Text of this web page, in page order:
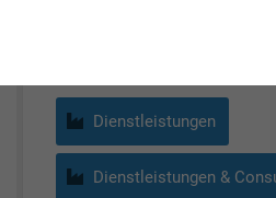
Dienstleistungen
Dienstleistungen &